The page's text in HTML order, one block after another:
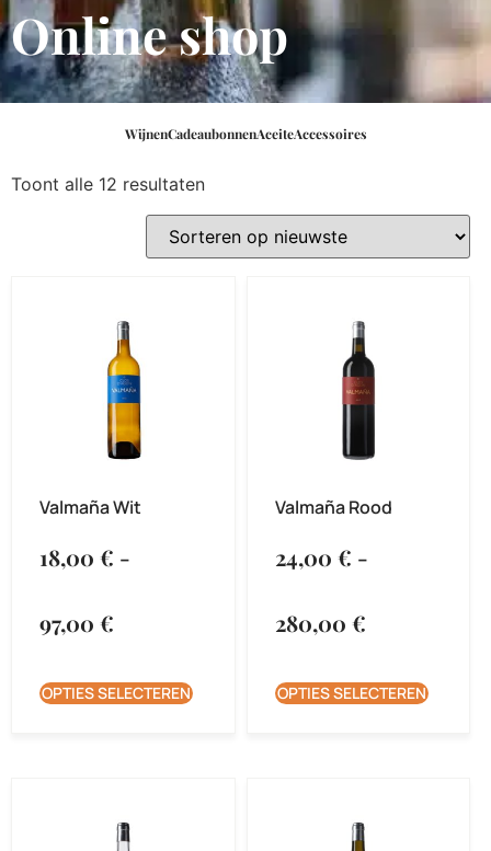
Online shop
WijnenCadeaubonnenAceiteAccessoires
Toont alle 12 resultaten
Valmaña Wit
18,00 € -
97,00 €
OPTIES SELECTEREN
Valmaña Rood
24,00 € -
280,00 €
OPTIES SELECTEREN